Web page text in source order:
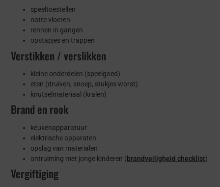
speeltoestellen
natte vloeren
rennen in gangen
opstapjes en trappen
Verstikken / verslikken
kleine onderdelen (speelgoed)
eten (druiven, snoep, stukjes worst)
knutselmateriaal (kralen)
Brand en rook
keukenapparatuur
elektrische apparaten
opslag van materialen
ontruiming met jonge kinderen (brandveiligheid checklist)
Vergiftiging